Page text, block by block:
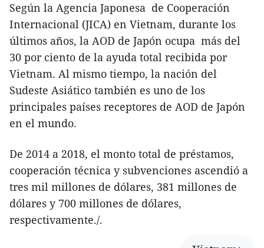
Según la Agencia Japonesa de Cooperación
Internacional (JICA) en Vietnam, durante los
últimos años, la AOD de Japón ocupa más del
30 por ciento de la ayuda total recibida por
Vietnam. Al mismo tiempo, la nación del
Sudeste Asiático también es uno de los
principales países receptores de AOD de Japón
en el mundo.
De 2014 a 2018, el monto total de préstamos,
cooperación técnica y subvenciones ascendió a
tres mil millones de dólares, 381 millones de
dólares y 700 millones de dólares,
respectivamente./.